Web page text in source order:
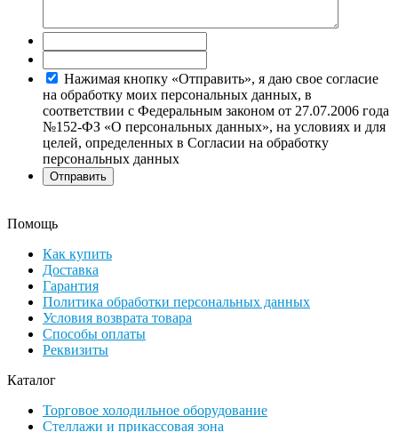
Нажимая кнопку «Отправить», я даю свое согласие
на обработку моих персональных данных, в
соответствии с Федеральным законом от 27.07.2006 года
№152-ФЗ «О персональных данных», на условиях и для
целей, определенных в Согласии на обработку
персональных данных
Помощь
Как купить
Доставка
Гарантия
Политика обработки персональных данных
Условия возврата товара
Способы оплаты
Реквизиты
Каталог
Торговое холодильное оборудование
Стеллажи и прикассовая зона